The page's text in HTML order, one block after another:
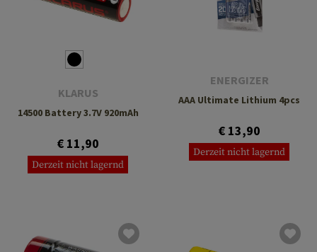
KLARUS
14500 Battery 3.7V 920mAh
€ 11,90
Derzeit nicht lagernd
ENERGIZER
AAA Ultimate Lithium 4pcs
€ 13,90
Derzeit nicht lagernd